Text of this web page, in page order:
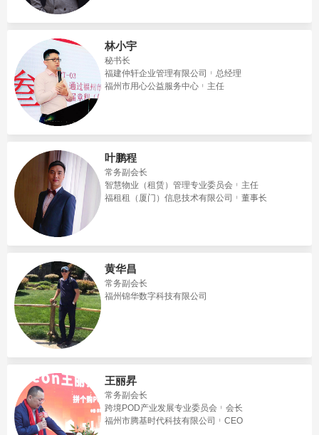
林小宇
秘书长
福建仲轩企业管理有限公司
总经理
福州市用心公益服务中心
主任
叶鹏程
常务副会长
智慧物业（租赁）管理专业委员会
主任
福租租（厦门）信息技术有限公司
董事长
黄华昌
常务副会长
福州锦华数字科技有限公司
王丽昇
常务副会长
跨境POD产业发展专业委员会
会长
福州市腾基时代科技有限公司
CEO